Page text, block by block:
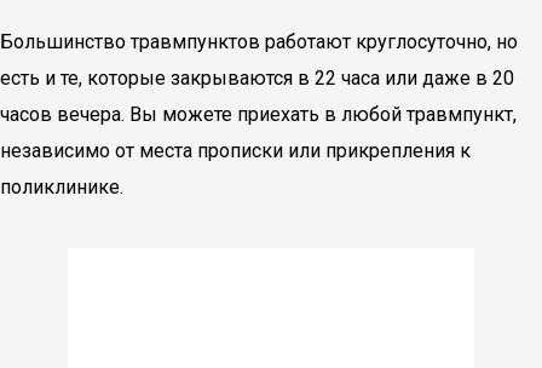
Большинство травмпунктов работают круглосуточно, но
есть и те, которые закрываются в 22 часа или даже в 20
часов вечера. Вы можете приехать в любой травмпункт,
независимо от места прописки или прикрепления к
поликлинике.